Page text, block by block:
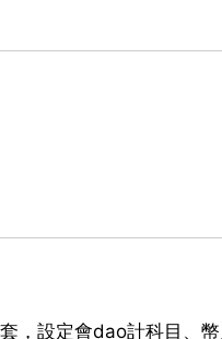
，設定會dao計科目、